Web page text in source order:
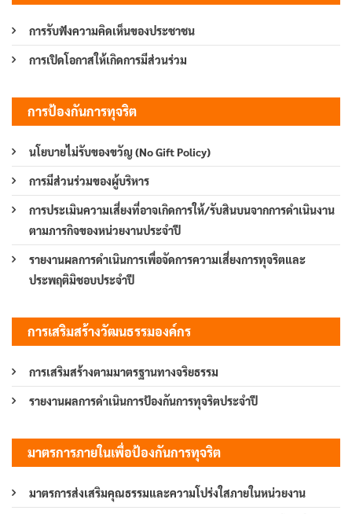
การรับฟังความคิดเห็นของประชาชน
การเปิดโอกาสให้เกิดการมีส่วนร่วม
การป้องกันการทุจริต
นโยบายไม่รับของขวัญ (No Gift Policy)
การมีส่วนร่วมของผู้บริหาร
การประเมินความเสี่ยงที่อาจเกิดการให้/รับสินบนจากการดำเนินงาน
ตามภารกิจของหน่วยงานประจำปี
รายงานผลการดำเนินการเพื่อจัดการความเสี่ยงการทุจริตและ
ประพฤติมิชอบประจำปี
การเสริมสร้างวัฒนธรรมองค์กร
การเสริมสร้างตามมาตรฐานทางจริยธรรม
รายงานผลการดำเนินการป้องกันการทุจริตประจำปี
มาตรการภายในเพื่อป้องกันการทุจริต
มาตรการส่งเสริมคุณธรรมและความโปร่งใสภายในหน่วยงาน